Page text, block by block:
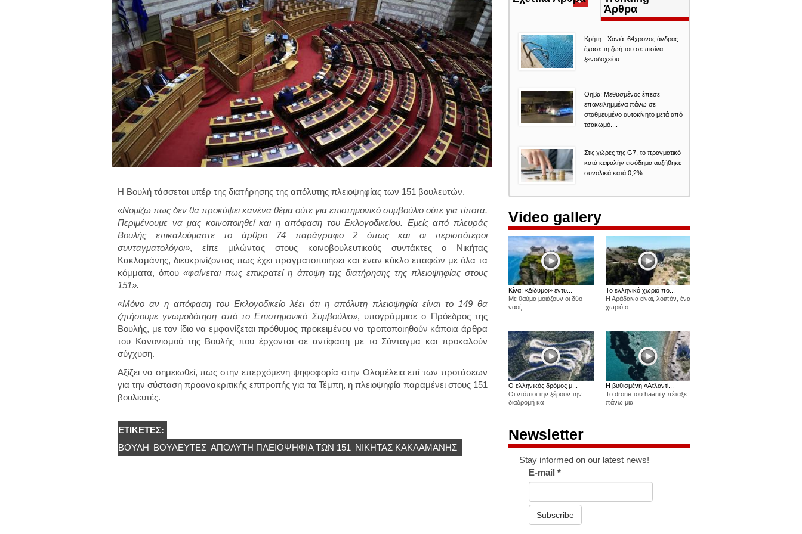
Η Βουλή τάσσεται υπέρ της διατήρησης της απόλυτης πλειοψηφίας των 151 βουλευτών.
«Νομίζω πως δεν θα προκύψει κανένα θέμα ούτε για επιστημονικό συμβούλιο ούτε για τίποτα.
Περιμένουμε να μας κοινοποιηθεί και η απόφαση του Εκλογοδικείου. Εμείς από πλευράς
Βουλής επικαλούμαστε το άρθρο 74 παράγραφο 2 όπως και οι περισσότεροι
συνταγματολόγοι», είπε μιλώντας στους κοινοβουλευτικούς συντάκτες ο Νικήτας
Κακλαμάνης, διευκρινίζοντας πως έχει πραγματοποιήσει και έναν κύκλο επαφών με όλα τα
κόμματα, όπου«φαίνεται πως επικρατεί η άποψη της διατήρησης της πλειοψηφίας στους
151».
«Μόνο αν η απόφαση του Εκλογοδικείο λέει ότι η απόλυτη πλειοψηφία είναι το 149 θα
ζητήσουμε γνωμοδότηση από το Επιστημονικό Συμβούλιο», υπογράμμισε ο Πρόεδρος της
Βουλής, με τον ίδιο να εμφανίζεται πρόθυμος προκειμένου να τροποποιηθούν κάποια άρθρα
του Κανονισμού της Βουλής που έρχονται σε αντίφαση με το Σύνταγμα και προκαλούν
σύγχυση.
Αξίζει να σημειωθεί, πως στην επερχόμενη ψηφοφορία στην Ολομέλεια επί των προτάσεων
για την σύσταση προανακριτικής επιτροπής για τα Τέμπη, η πλειοψηφία παραμένει στους 151
βουλευτές.
ΕΤΙΚΈΤΕΣ:
ΒΟΥΛΉ ΒΟΥΛΕΥΤΈΣ ΑΠΌΛΥΤΗ ΠΛΕΙΟΨΗΦΊΑ ΤΩΝ 151 ΝΙΚΗΤΑΣ ΚΑΚΛΑΜΑΝΗΣ
καρτέλα)
Άρθρα
Κρήτη - Χανιά: 64χρονος άνδρας
έχασε τη ζωή του σε πισίνα
ξενοδοχείου
Θηβα: Μεθυσμένος έπεσε
επανειλημμένα πάνω σε
σταθμευμένο αυτοκίνητο μετά από
τσακωμό....
Στις χώρες της G7, το πραγματικό
κατά κεφαλήν εισόδημα αυξήθηκε
συνολικά κατά 0,2%
Video gallery
Κίνα: «Δίδυμοι» εντυ...
Με θαύμα μοιάζουν οι δύο
ναοί,
Το ελληνικό χωριό πο...
Η Αράδαινα είναι, λοιπόν, ένα
χωριό σ
Ο ελληνικός δρόμος μ...
Οι ντόπιοι την ξέρουν την
διαδρομή κα
Η βυθισμένη «Ατλαντί...
Το drone του haanity πέταξε
πάνω μια
Newsletter
Stay informed on our latest news!
E-mail*
Subscribe